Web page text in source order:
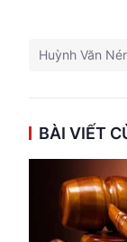
Huỳnh Văn
BÀI VIẾT